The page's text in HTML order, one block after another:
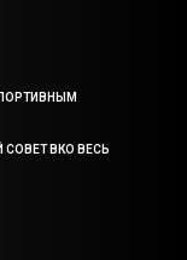
ВКО ВЕСЬ